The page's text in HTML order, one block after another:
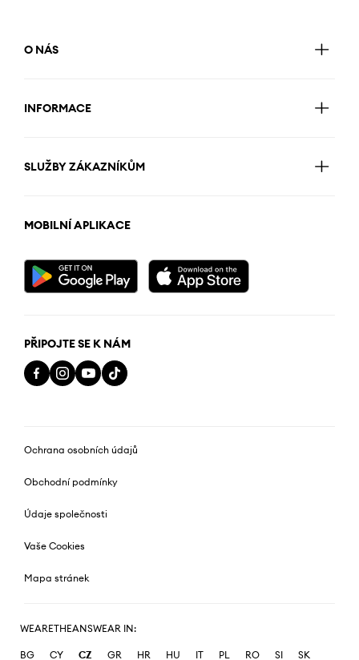
O NÁS
INFORMACE
SLUŽBY ZÁKAZNÍKŮM
MOBILNÍ APLIKACE
PŘIPOJTE SE K NÁM
Ochrana osobních údajů
Obchodní podmínky
Údaje společnosti
Vaše Cookies
Mapa stránek
WEARETHEANSWEAR IN:
BG CY CZ GR HR HU IT PL RO SI SK